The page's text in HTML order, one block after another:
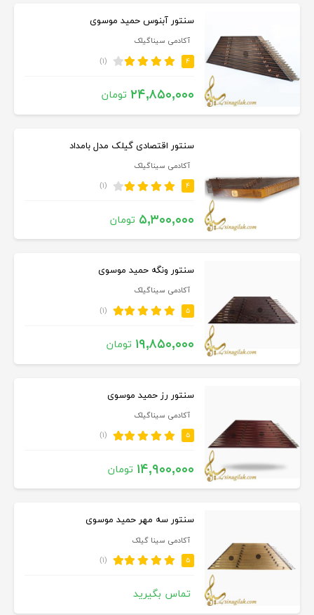
سنتور آبنوس حمید موسوی
آکادمی سیناگیلک
۴ (۱)
۲۴,۸۵۰,۰۰۰ تومان
سنتور اقتصادی گیلک مدل بامداد
آکادمی سیناگیلک
۴ (۱)
۵,۳۰۰,۰۰۰ تومان
سنتور ونگه حمید موسوی
آکادمی سیناگیلک
۵ (۱)
۱۹,۸۵۰,۰۰۰ تومان
سنتور رز حمید موسوی
آکادمی سیناگیلک
۵ (۱)
۱۴,۹۰۰,۰۰۰ تومان
سنتور سه مهر حمید موسوی
آکادمی سینا گیلک
۵ (۱)
تماس بگیرید